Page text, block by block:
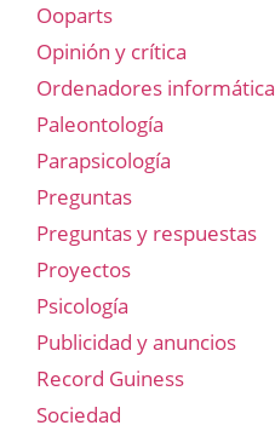
Ooparts
Opinión y crítica
Ordenadores informática
Paleontología
Parapsicología
Preguntas
Preguntas y respuestas
Proyectos
Psicología
Publicidad y anuncios
Record Guiness
Sociedad